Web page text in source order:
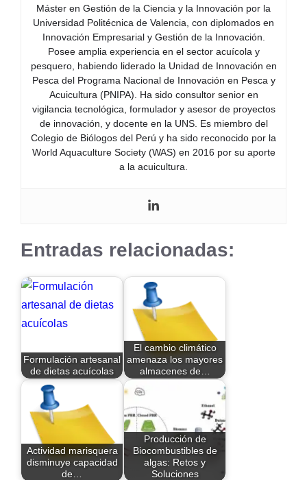
Máster en Gestión de la Ciencia y la Innovación por la
Universidad Politécnica de Valencia, con diplomados en
Innovación Empresarial y Gestión de la Innovación.
Posee amplia experiencia en el sector acuícola y
pesquero, habiendo liderado la Unidad de Innovación en
Pesca del Programa Nacional de Innovación en Pesca y
Acuicultura (PNIPA). Ha sido consultor senior en
vigilancia tecnológica, formulador y asesor de proyectos
de innovación, y docente en la UNS. Es miembro del
Colegio de Biólogos del Perú y ha sido reconocido por la
World Aquaculture Society (WAS) en 2016 por su aporte
a la acuicultura.
Entradas relacionadas:
Formulación artesanal
de dietas acuícolas
El cambio climático
amenaza los mayores
almacenes de…
Actividad marisquera
disminuye capacidad
de…
Producción de
Biocombustibles de
algas: Retos y
Soluciones